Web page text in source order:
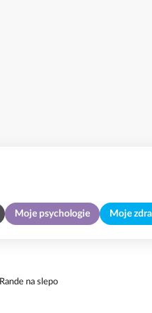
Moje psychologie Moje
Rande na slepo